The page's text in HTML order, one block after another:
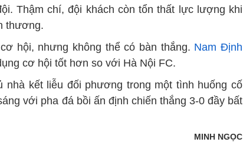
Thậm chí, đội khách còn tổn thất lực lượng khi
thương.
hội, nhưng không thể có bàn thắng. Nam Định
cơ hội tốt hơn so với Hà Nội FC.
nhà kết liễu đối phương trong một tình huống cố
với pha đá bồi ấn định chiến thắng 3-0 đầy bất
MINH NGỌC